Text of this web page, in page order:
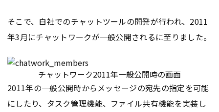
そこで、自社でのチャットツールの開発が行われ、2011
年3月にチャットワークが一般公開されるに至りました。
チャットワーク2011年一般公開時の画面
2011年の一般公開時からメッセージの宛先の指定を可能
にしたり、タスク管理機能、ファイル共有機能を実装し